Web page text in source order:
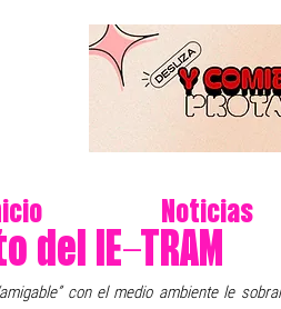
del IE-TRAM
con el medio ambiente le
Noticias